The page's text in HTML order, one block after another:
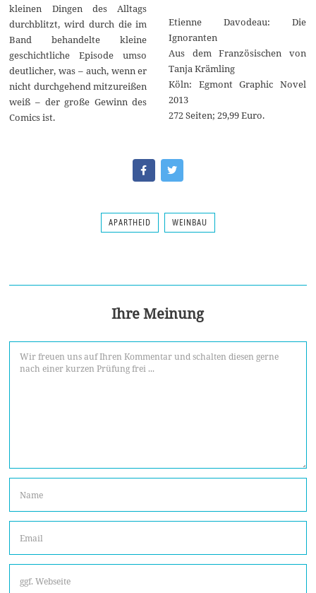
kleinen Dingen des Alltags
durchblitzt, wird durch die im
Band behandelte kleine
geschichtliche Episode umso
deutlicher, was – auch, wenn er
nicht durchgehend mitzureißen
weiß – der große Gewinn des
Comics ist.
Etienne Davodeau: Die
Ignoranten
Aus dem Französischen von
Tanja Krämling
Köln: Egmont Graphic Novel
2013
272 Seiten; 29,99 Euro.
APARTHEID WEINBAU
Ihre Meinung